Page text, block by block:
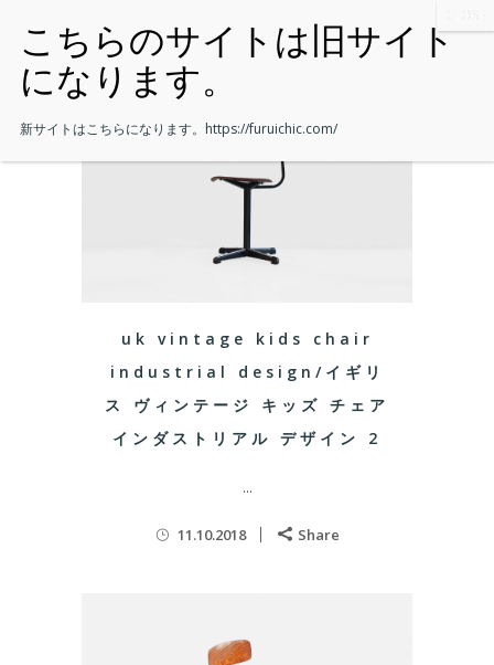
uk vintage kids chair
industrial design/イギリ
ス ヴィンテージ キッズ チェア
インダストリアル デザイン 2
...
11.10.2018 Share
新サイトはこちらになります。 https://furuichic.com/